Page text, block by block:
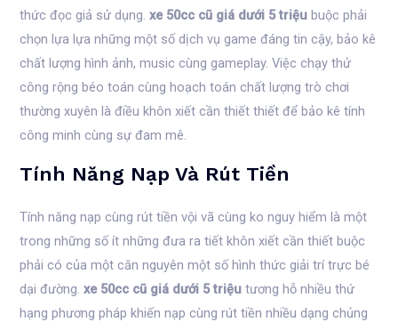
thức đọc giả sử dụng.xe 50cc cũ giá dưới 5 triệu buộc phải
chọn lựa lựa những một số dịch vụ game đáng tin cậy, bảo kê
chất lượng hình ảnh, music cùng gameplay. Việc chạy thử
công rộng béo toán cùng hoạch toán chất lượng trò chơi
thường xuyên là điều khôn xiết cần thiết thiết để bảo kê tính
công minh cùng sự đam mê.
Tính Năng Nạp Và Rút Tiền
Tính năng nạp cùng rút tiền vội vã cùng ko nguy hiểm là một
trong những số ít những đưa ra tiết khôn xiết cần thiết buộc
phải có của một căn nguyên một số hình thức giải trí trực bé
dại đường.xe 50cc cũ giá dưới 5 triệu tương hỗ nhiều thứ
hạng phương pháp khiến nạp cùng rút tiền nhiều dạng chủng